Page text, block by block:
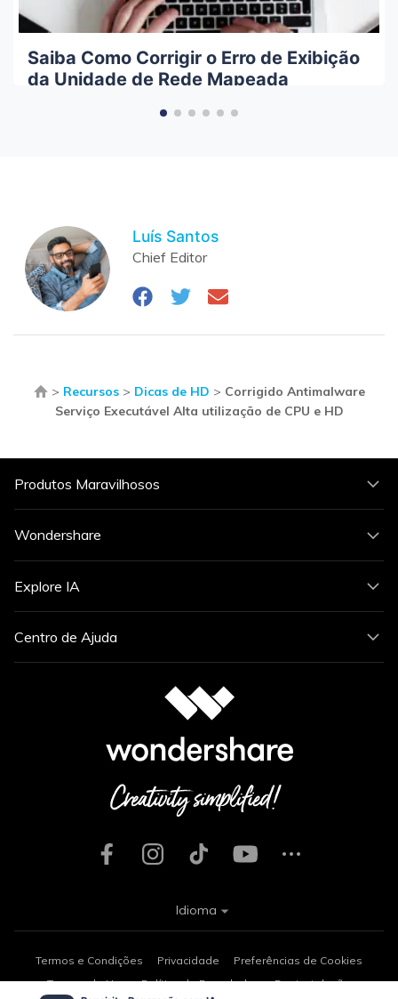
Saiba Como Corrigir o Erro de Exibição
da Unidade de Rede Mapeada
Luís Santos
Chief Editor
> Recursos> Dicas de HD > Corrigido Antimalware
Serviço Executável Alta utilização de CPU e HD
Produtos Maravilhosos
Wondershare
Explore IA
Centro de Ajuda
Termos e Condições Privacidade
Preferências de Cookies
Termos de Uso
Política de Reembolso Desinstalação
Idioma